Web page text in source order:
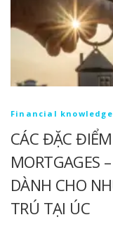
Financial knowledge
CÁC ĐẶC
MORTGAGES
DÀNH CHO
TRÚ TẠI ÚC